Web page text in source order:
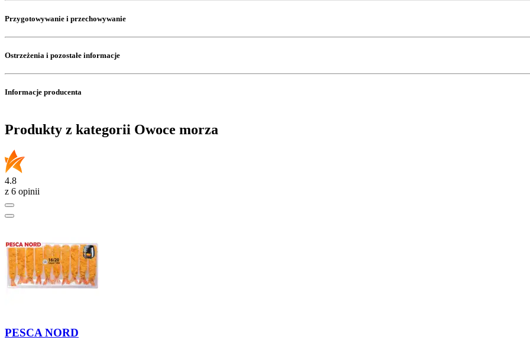
Przygotowywanie i przechowywanie
Ostrzeżenia i pozostałe informacje
Informacje producenta
Produkty z kategorii Owoce morza
4.8
z 6 opinii
PESCA NORD